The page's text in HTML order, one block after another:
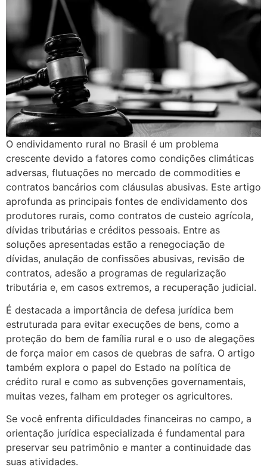
O endividamento rural no Brasil é um problema
crescente devido a fatores como condições climáticas
adversas, flutuações no mercado de commodities e
contratos bancários com cláusulas abusivas. Este artigo
aprofunda as principais fontes de endividamento dos
produtores rurais, como contratos de custeio agrícola,
dívidas tributárias e créditos pessoais. Entre as
soluções apresentadas estão a renegociação de
dívidas, anulação de confissões abusivas, revisão de
contratos, adesão a programas de regularização
tributária e, em casos extremos, a recuperação judicial.
É destacada a importância de defesa jurídica bem
estruturada para evitar execuções de bens, como a
proteção do bem de família rural e o uso de alegações
de força maior em casos de quebras de safra. O artigo
também explora o papel do Estado na política de
crédito rural e como as subvenções governamentais,
muitas vezes, falham em proteger os agricultores.
Se você enfrenta dificuldades financeiras no campo, a
orientação jurídica especializada é fundamental para
preservar seu patrimônio e manter a continuidade das
suas atividades.